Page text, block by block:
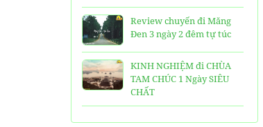
Review chuyến đi Măng
Đen 3 ngày 2 đêm tự túc
KINH NGHIỆM đi CHÙA
TAM CHÚC 1 Ngày SIÊU
CHẤT
25 Ngôi Chùa ở Sài Gòn